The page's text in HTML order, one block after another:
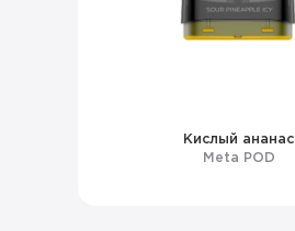
Кислый ананас
Meta POD